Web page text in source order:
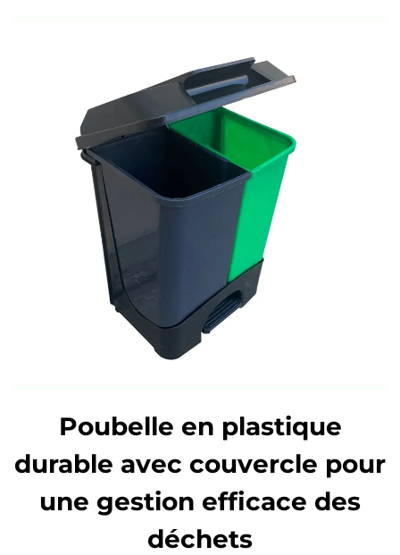
Poubelle en plastique
durable avec couvercle pour
une gestion efficace des
déchets